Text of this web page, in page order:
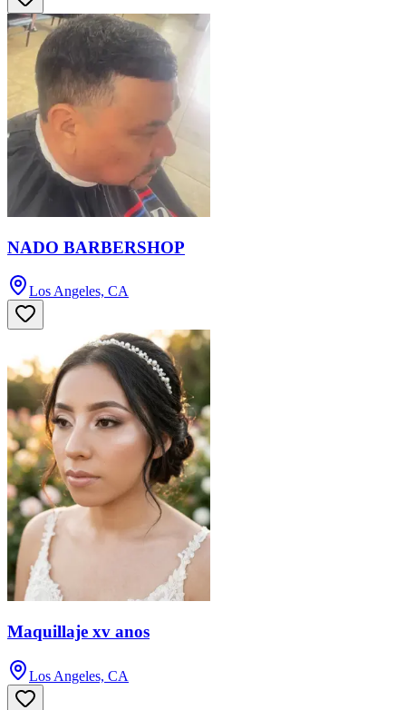
NADO BARBERSHOP
Los Angeles, CA
Maquillaje xv anos
Los Angeles, CA